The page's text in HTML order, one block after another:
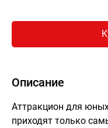
Описание
Аттракцион для
приходят только